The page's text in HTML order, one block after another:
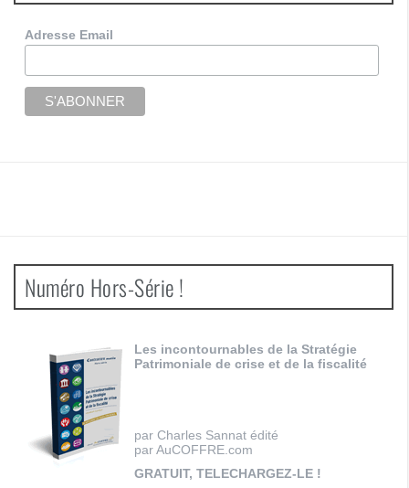
Adresse Email
Numéro Hors-Série !
Les incontournables de la Stratégie
Patrimoniale de crise et de la fiscalité
par Charles Sannat édité
par AuCOFFRE.com
GRATUIT, TELECHARGEZ-LE !